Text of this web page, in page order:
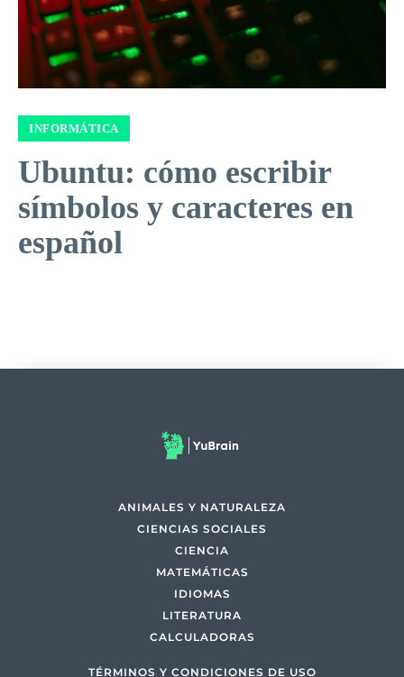
INFORMÁTICA
Ubuntu: cómo escribir
símbolos y caracteres en
español
ANIMALES Y NATURALEZA
CIENCIAS SOCIALES
CIENCIA
MATEMÁTICAS
IDIOMAS
LITERATURA
CALCULADORAS
TÉRMINOS Y CONDICIONES DE USO